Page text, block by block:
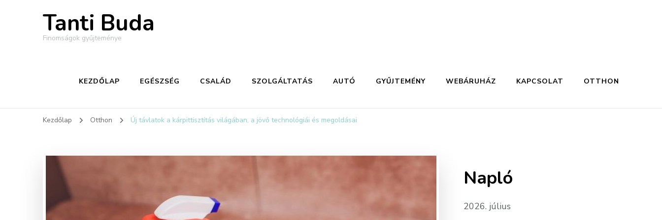
Tanti Buda
Finomságok gyűjteménye
KEZDŐLAP EGÉSZSÉG CSALÁD SZOLGÁLTATÁS AUTÓ GYŰJTEMÉNY WEBÁRUHÁZ KAPCSOLAT OTTHON
Kezdőlap Otthon Új távlatok a kárpittisztítás világában, a jövő technológiái és megoldásai
Napló
2026. július